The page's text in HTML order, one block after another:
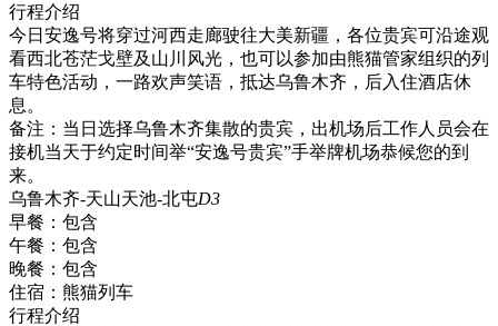
行程介绍
今日安逸号将穿过河西走廊驶往大美新疆，各位贵宾可沿途观
看西北苍茫戈壁及山川风光，也可以参加由熊猫管家组织的列
车特色活动，一路欢声笑语，抵达乌鲁木齐，后入住酒店休
息。
备注：当日选择乌鲁木齐集散的贵宾，出机场后工作人员会在
接机当天于约定时间举“安逸号贵宾”手举牌机场恭候您的到
来。
乌鲁木齐-天山天池-北屯D3
早餐： 包含
午餐： 包含
晚餐： 包含
住宿： 熊猫列车
行程介绍